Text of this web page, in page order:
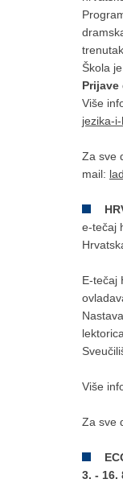
Škola
Više
jezika-
Za sve
mail:
e-tečaj
E-tečaj
Više
Za sve
3. - 16.